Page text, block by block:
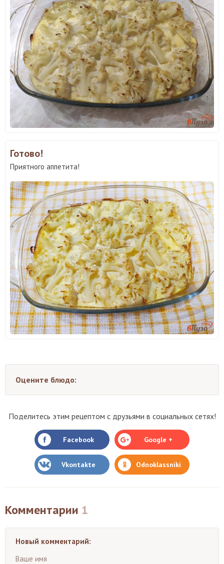
Готово!
Приятного аппетита!
Оцените блюдо:
Поделитесь этим рецептом с друзьями в социальных сетях!
Facebook Google +
Vkontakte Odnoklassniki
Комментарии 1
Новый комментарий:
Ваше имя